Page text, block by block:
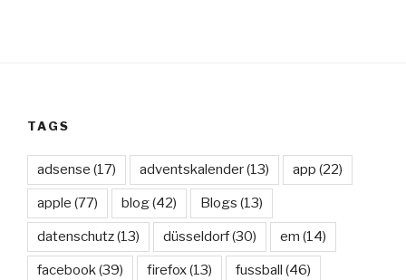
TAGS
adsense (17) adventskalender(13) app (22)
apple (77) blog(42) Blogs (13)
datenschutz(13) düsseldorf(30) em (14)
facebook(39) firefox(13) fussball (46)